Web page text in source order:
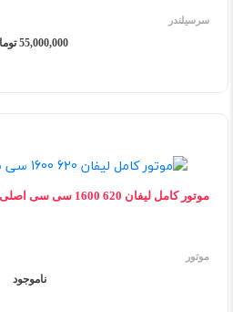
سرسیلندر
55,000,000 تومان
موتور کامل لیفان 620 1600 سی سی اصلی
موتور
ناموجود